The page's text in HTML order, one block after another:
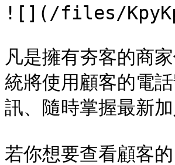
![](/files/
凡是擁有夯客的商
統將使用顧客的電
訊、隨時掌握最新
若你想要查看顧客